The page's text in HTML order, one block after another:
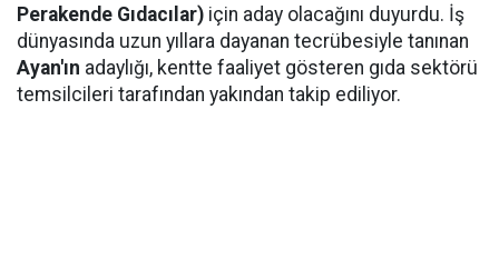
Perakende Gıdacılar) için aday olacağını duyurdu. İş
dünyasında uzun yıllara dayanan tecrübesiyle tanınan
Ayan'ın adaylığı, kentte faaliyet gösteren gıda sektörü
temsilcileri tarafından yakından takip ediliyor.